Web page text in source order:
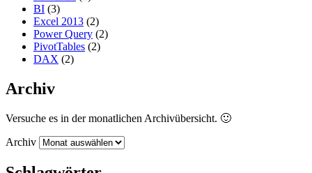
BI (3)
Excel 2013 (2)
Power Query (2)
PivotTables (2)
DAX (2)
Archiv
Versuche es in der monatlichen Archivübersicht. 🙂
Archiv